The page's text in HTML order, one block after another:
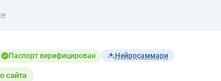
Паспорт верифицирован Нейросаммари
сайта